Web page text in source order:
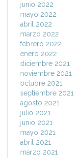
junio 2022
mayo 2022
abril 2022
marzo 2022
febrero 2022
enero 2022
diciembre 2021
noviembre 2021
octubre 2021
septiembre 2021
agosto 2021
julio 2021
junio 2021
mayo 2021
abril 2021
marzo 2021